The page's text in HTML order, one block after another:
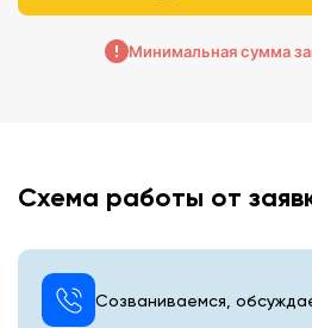
Минимальная сумма
Схема работы от
Созваниваемся,